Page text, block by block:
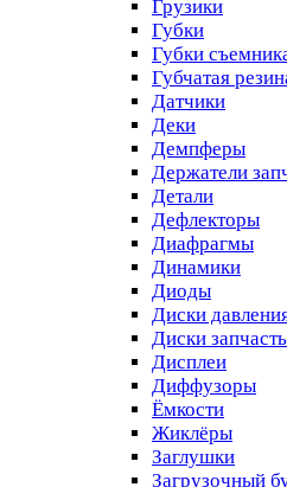
Грузики
Губки
Губки
Губчатая
Датчики
Деки
Демпферы
Держатели
Детали
Дефлекторы
Диафрагмы
Динамики
Диоды
Диски
Диски запчасть
Дисплеи
Диффузоры
Ёмкости
Жиклёры
Заглушки
Загрузочный